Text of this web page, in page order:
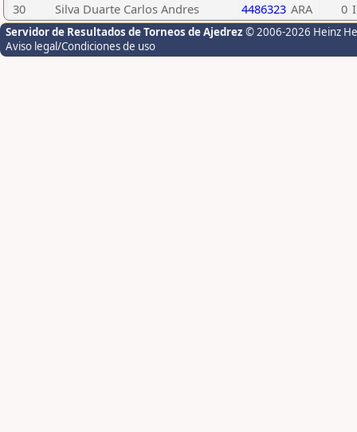
30
Silva Duarte Carlos Andres 4486323 ARA 0
Servidor de Resultados de Torneos de Ajedrez © 2006-2026 Heinz
Aviso legal/Condiciones de uso